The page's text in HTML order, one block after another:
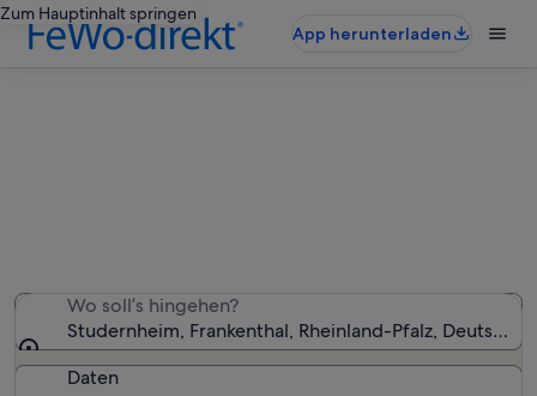
Zum Hauptinhalt springen
App herunterladen
Wo soll’s hingehen?
Studernheim, Frankenthal, Rheinland-Pfalz,
Daten